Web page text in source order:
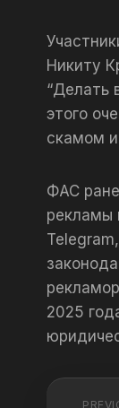
Никиту
“Делать
этого
скамом и
ФАС
рекламы
2025